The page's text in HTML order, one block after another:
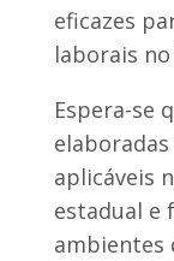
eficazes
laborais
Espera-se
aplicáveis
estadual e
ambientes